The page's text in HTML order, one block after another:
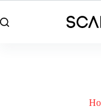
to
content